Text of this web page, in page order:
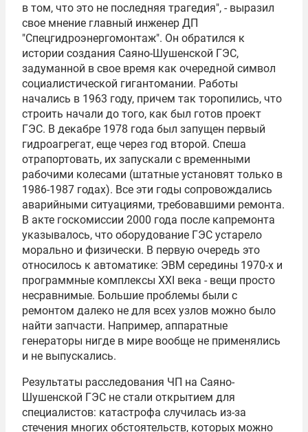
в том, что это не последняя трагедия", - выразил
свое мнение главный инженер ДП
"Спецгидроэнергомонтаж". Он обратился к
истории создания Саяно-Шушенской ГЭС,
задуманной в свое время как очередной символ
социалистической гигантомании. Работы
начались в 1963 году, причем так торопились, что
строить начали до того, как был готов проект
ГЭС. В декабре 1978 года был запущен первый
гидроагрегат, еще через год второй. Спеша
отрапортовать, их запускали с временными
рабочими колесами (штатные установят только в
1986-1987 годах). Все эти годы сопровождались
аварийными ситуациями, требовавшими ремонта.
В акте госкомиссии 2000 года после капремонта
указывалось, что оборудование ГЭС устарело
морально и физически. В первую очередь это
относилось к автоматике: ЭВМ середины 1970-х и
программные комплексы XXI века - вещи просто
несравнимые. Большие проблемы были с
ремонтом далеко не для всех узлов можно было
найти запчасти. Например, аппаратные
генераторы нигде в мире вообще не применялись
и не выпускались.
Результаты расследования ЧП на Саяно-
Шушенской ГЭС не стали открытием для
специалистов: катастрофа случилась из-за
стечения многих обстоятельств, которых можно